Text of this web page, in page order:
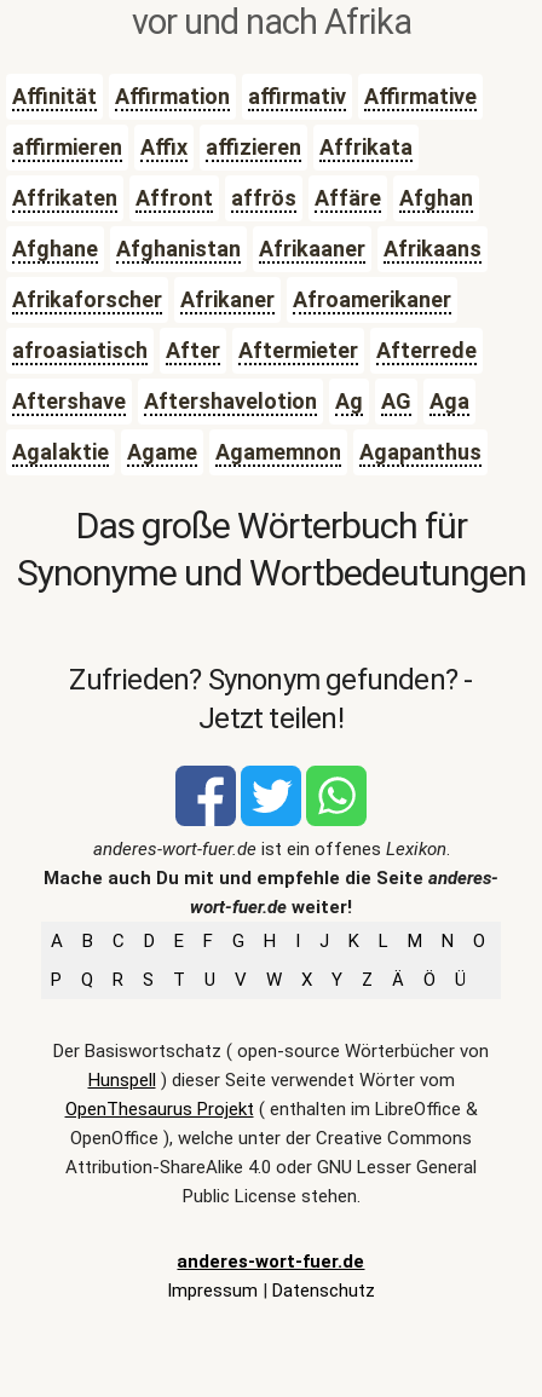
vor und nach Afrika
Affinität Affirmation affirmativ
Affirmative
affirmieren
Affix affizieren
Affrikata
Affrikaten
Affront affrös Affäre
Afghan
Afghane
Afghanistan Afrikaaner
Afrikaans
Afrikaforscher
Afrikaner
Afroamerikaner
afroasiatisch
After Aftermieter
Afterrede
Aftershave
Aftershavelotion Ag AG
Aga
Agalaktie
Agame Agamemnon Agapanthus
Das große Wörterbuch für
Synonyme und Wortbedeutungen
Zufrieden? Synonym gefunden? -
Jetzt teilen!
anderes-wort-fuer.deist ein offenes Lexikon.
Mache auch Du mit und empfehle die Seite anderes-
wort-fuer.de weiter!
A
B C D E F G H I J K L M N
O
P
Q R S T U V W X Y Z Ä Ö Ü
Der Basiswortschatz ( open-source Wörterbücher von
Hunspell) dieser Seite verwendet Wörter vom
OpenThesaurus Projekt ( enthalten im LibreOffice &
OpenOffice ), welche unter der Creative Commons
Attribution-ShareAlike 4.0 oder GNU Lesser General
Public License stehen.
anderes-wort-fuer.de
Impressum | Datenschutz